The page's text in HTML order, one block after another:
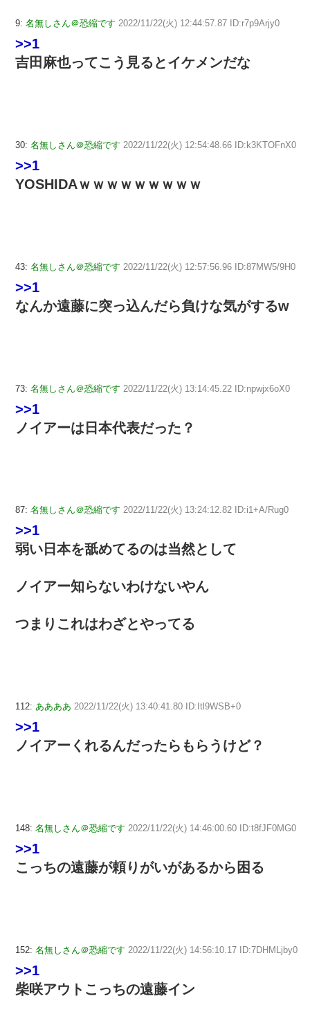
9: 名無しさん＠恐縮です 2022/11/22(火) 12:44:57.87 ID:r7p9Arjy0
>>1
吉田麻也ってこう見るとイケメンだな
30: 名無しさん＠恐縮です 2022/11/22(火) 12:54:48.66 ID:k3KTOFnX0
>>1
YOSHIDAｗｗｗｗｗｗｗｗｗ
43: 名無しさん＠恐縮です 2022/11/22(火) 12:57:56.96 ID:87MW5/9H0
>>1
なんか遠藤に突っ込んだら負けな気がするw
73: 名無しさん＠恐縮です 2022/11/22(火) 13:14:45.22 ID:npwjx6oX0
>>1
ノイアーは日本代表だった？
87: 名無しさん＠恐縮です 2022/11/22(火) 13:24:12.82 ID:i1+A/Rug0
>>1
弱い日本を舐めてるのは当然として
ノイアー知らないわけないやん
つまりこれはわざとやってる
112: ああああ 2022/11/22(火) 13:40:41.80 ID:Itl9WSB+0
>>1
ノイアーくれるんだったらもらうけど？
148: 名無しさん＠恐縮です 2022/11/22(火) 14:46:00.60 ID:t8fJF0MG0
>>1
こっちの遠藤が頼りがいがあるから困る
152: 名無しさん＠恐縮です 2022/11/22(火) 14:56:10.17 ID:7DHMLjby0
>>1
柴咲アウトこっちの遠藤イン